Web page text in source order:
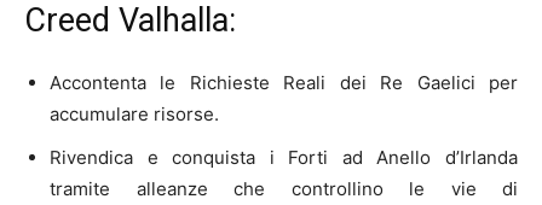
Creed Valhalla:
Accontenta le Richieste Reali dei Re Gaelici per
accumulare risorse.
Rivendica e conquista i Forti ad Anello d’Irlanda
tramite alleanze che controllino le vie di